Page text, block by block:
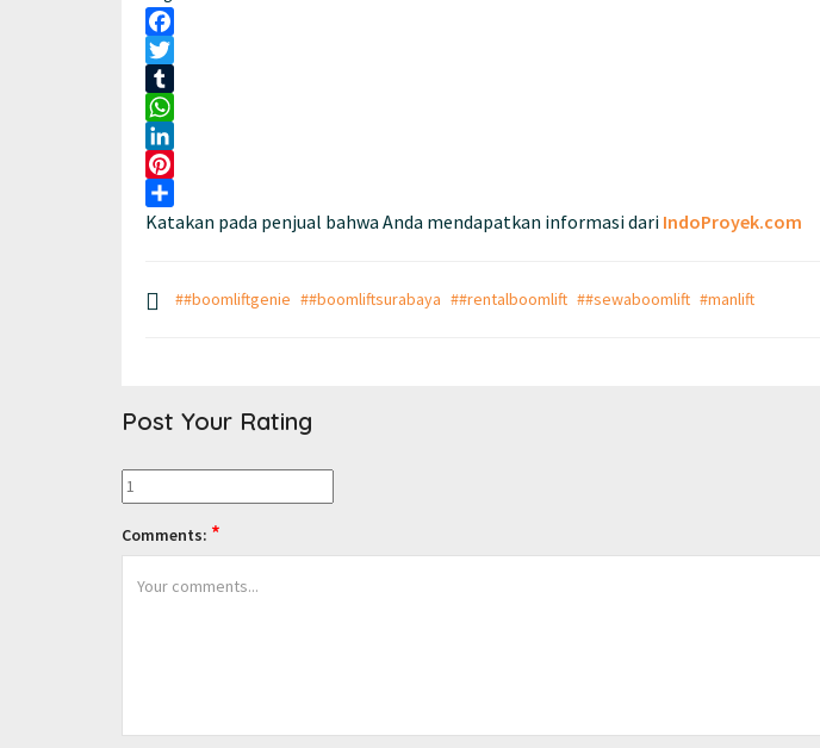
Facebook
Twitter
Tumblr
WhatsApp
LinkedIn
Pinterest
Share
Katakan pada penjual bahwa Anda mendapatkan informasi dari IndoProyek.com
##boomliftgenie ##boomliftsurabaya ##rentalboomlift ##sewaboomlift #manlift
Post Your Rating
Comments: *